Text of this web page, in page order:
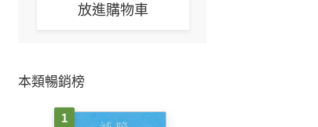
放進購物車
本類暢銷榜
1